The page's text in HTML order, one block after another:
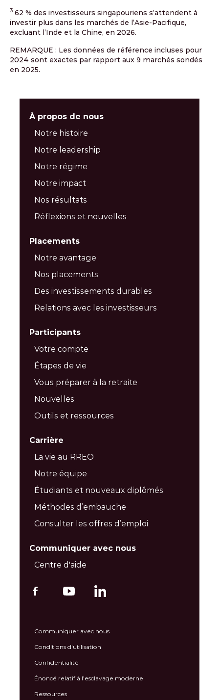
3 62 % des investisseurs singapouriens s’attendent à
investir plus dans les marchés de l’Asie-Pacifique,
excluant l’Inde et la Chine, en 2026.
REMARQUE : Les données de référence incluses pour
2024 sont exactes par rapport aux 9 marchés sondés
en 2025.
À propos de nous
Notre histoire
Notre leadership
Notre régime
Notre impact
Nos résultats
Réflexions et nouvelles
Placements
Notre avantage
Nos placements
Des investissements durables
Relations avec les investisseurs
Participants
Votre compte
Étapes de vie
Vous préparer à la retraite
Nouvelles
Outils et ressources
Carrière
La vie au RREO
Notre équipe
Étudiants et nouveaux diplômés
Méthodes d’embauche
Consulter les offres d’emploi
Communiquer avec nous
Centre d'aide
Communiquer avec nous
Conditions d'utilisation
Confidentialité
Énoncé relatif à l’esclavage moderne
Ressources